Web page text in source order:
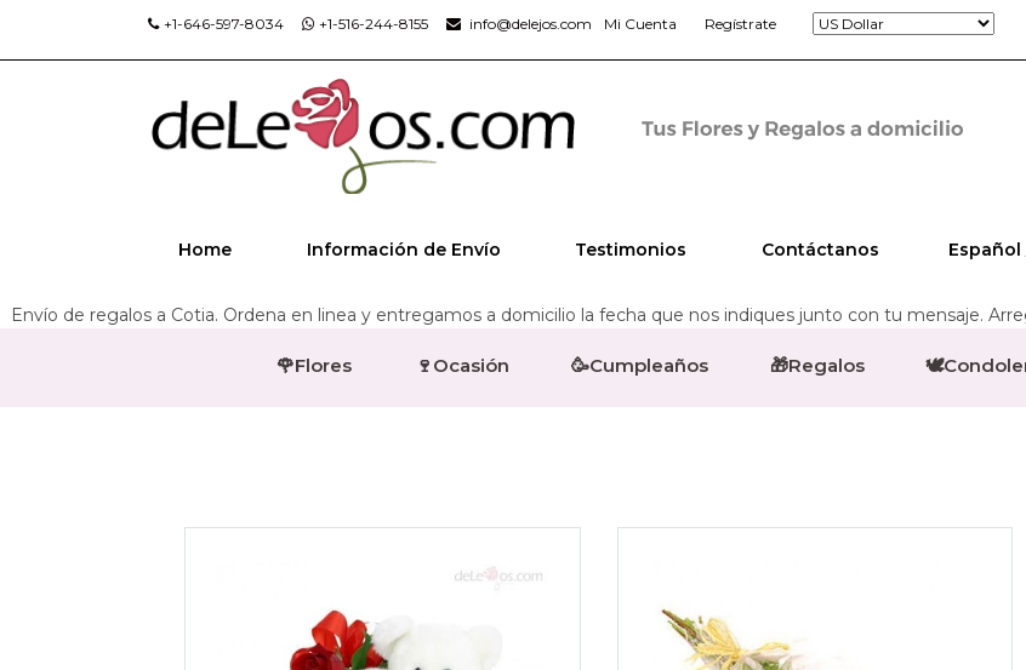
+1-646-597-8034 +1-516-244-8155 info@delejos.com Mi Cuenta Regístrate
Home Información de Envío Testimonios Contáctanos Español
Envío de regalos a Cotia. Ordena en linea y entregamos a domicilio la fecha que nos indiques junto con tu mensaje.
🌹Flores 🍷Ocasión 🥳Cumpleaños 🎁Regalos